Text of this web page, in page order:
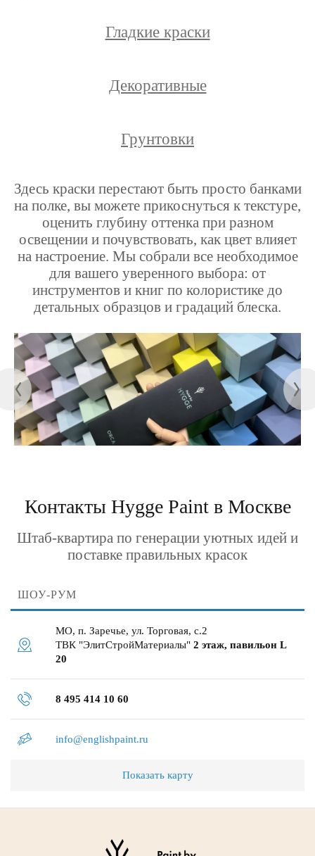
Гладкие краски
Декоративные
Грунтовки
Здесь краски перестают быть просто банками
на полке, вы можете прикоснуться к текстуре,
оценить глубину оттенка при разном
освещении и почувствовать, как цвет влияет
на настроение. Мы собрали все необходимое
для вашего уверенного выбора: от
инструментов и книг по колористике до
детальных образцов и градаций блеска.
Контакты Hygge Paint в Москве
Штаб-квартира по генерации уютных идей и
поставке правильных красок
ШОУ-РУМ
МО, п. Заречье, ул. Торговая, с.2
ТВК "ЭлитСтройМатериалы" 2 этаж, павильон L
20
8 495 414 10 60
info@englishpaint.ru
Показать карту